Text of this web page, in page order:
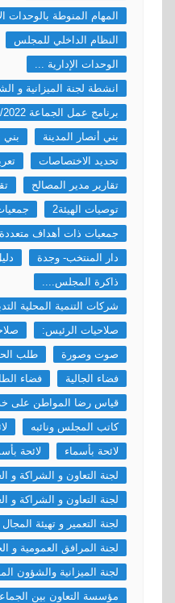
المهام المنوطة بالوحدات
النظام الداخلي للمجلس
الوحدات الإدارية ...
انشطة لجنة الميزانية و
برنامج عمل الجماعة 2027/2022
بني أنصار المدينة
بني
تحديد الاختصاصات
تقارير مدير المصالح
توصيات الهيئة2
جمعيات ذات أهداف متعددة
دار المنتخب- وجدة
ذاكرة المجلس....
شركات التنمية المحلية
صلاحيات الرئيس:
صوت وصورة
طلب
فضاء الجالية
فضاء
قياس رضا المواطن على
كاتب المجلس ونائبه
لائحة بأسماء
لائحة
لجنة التعاون و الشراكة و
لجنة التعاون و الشراكة و
لجنة التعمير و تهيئة
لجنة المرافق العمومية و
لجنة الميزانية والشؤون
مؤسسة التعاون بين